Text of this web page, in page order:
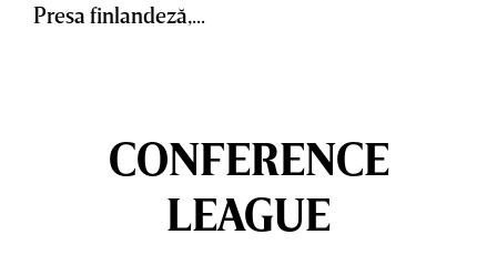
Presa finlandeză,...
CONFERENCE
LEAGUE